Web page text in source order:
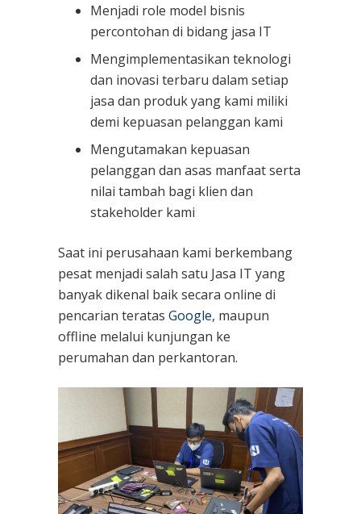
Menjadi role model bisnis
percontohan di bidang jasa IT
Mengimplementasikan teknologi
dan inovasi terbaru dalam setiap
jasa dan produk yang kami miliki
demi kepuasan pelanggan kami
Mengutamakan kepuasan
pelanggan dan asas manfaat serta
nilai tambah bagi klien dan
stakeholder kami
Saat ini perusahaan kami berkembang
pesat menjadi salah satu Jasa IT yang
banyak dikenal baik secara online di
pencarian teratas Google, maupun
offline melalui kunjungan ke
perumahan dan perkantoran.